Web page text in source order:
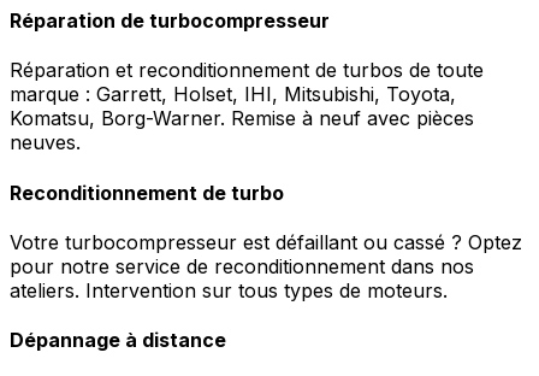
Réparation de turbocompresseur
Réparation et reconditionnement de turbos de toute
marque : Garrett, Holset, IHI, Mitsubishi, Toyota,
Komatsu, Borg-Warner. Remise à neuf avec pièces
neuves.
Reconditionnement de turbo
Votre turbocompresseur est défaillant ou cassé ? Optez
pour notre service de reconditionnement dans nos
ateliers. Intervention sur tous types de moteurs.
Dépannage à distance